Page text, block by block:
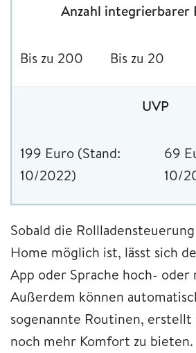
Anzahl integrierbarer
Bis zu 200 Bis zu 20
UVP
199 Euro (Stand:
10/2022)
69
10/
Sobald die
Home möglich ist, lässt sich
App oder Sprache hoch-
Außerdem können
sogenannte Routinen, erstellt
noch mehr Komfort zu bieten.